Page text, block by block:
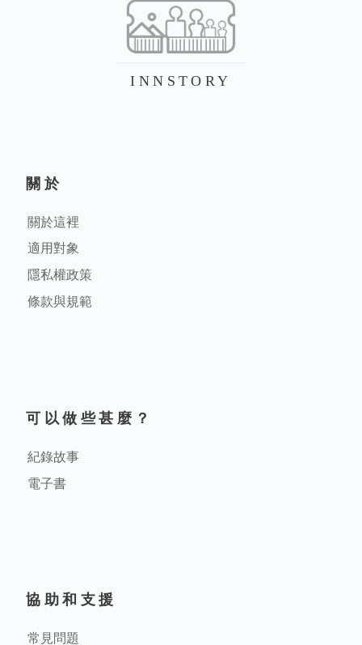
INNSTORY
關於
關於這裡
適用對象
隱私權政策
條款與規範
可以做些甚麼？
紀錄故事
電子書
協助和支援
常見問題